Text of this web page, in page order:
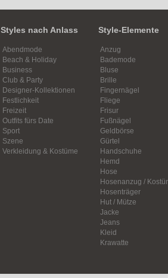
Styles nach Anlass
Abendmode
Beach & Holiday
Business
Club & Party
Designer-Kollektionen
Festlichkeit
Freizeit
Outfits fürs Date
Sport
Szene
Verkleidung & Kostüme
Style-Elemente
Anzug
Bademode
Bluse
Brille
Fingernägel
Fliege
Frisur
Fußnägel
Geldbörse
Gürtel
Handschuhe
Hemd
Hose
Hosenanzug /
Hosenträger
Hut / Mütze
Jacke
Jeans
Kleid
Krawatte